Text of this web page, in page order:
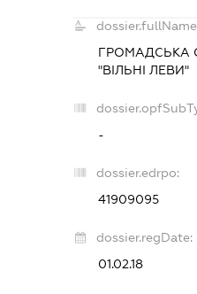
ГРОМАДСЬКА
"ВІЛЬНІ ЛЕВИ"
-
dossier.edrpo:
41909095
dossier.regDate:
01.02.18